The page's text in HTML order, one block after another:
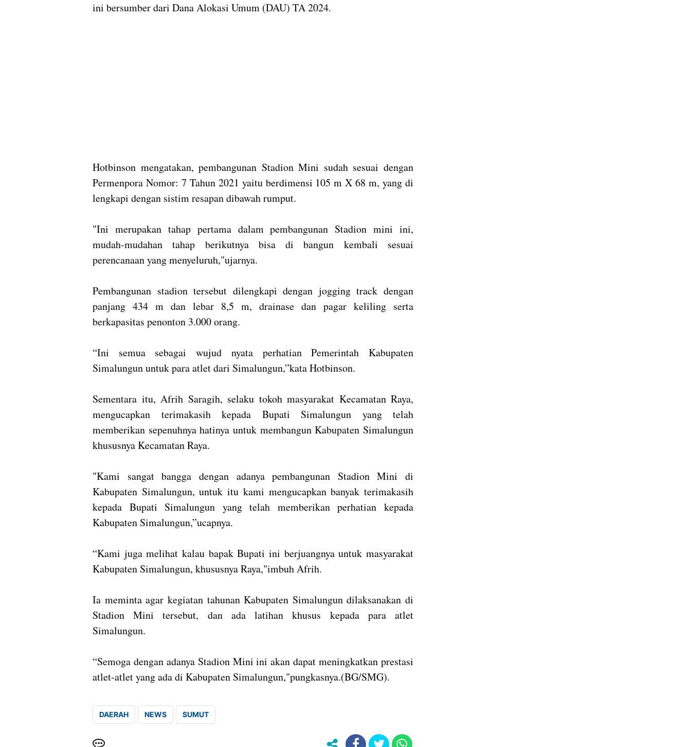
ini bersumber dari Dana Alokasi Umum (DAU) TA 2024.
Hotbinson mengatakan, pembangunan Stadion Mini sudah sesuai dengan
Permenpora Nomor: 7 Tahun 2021 yaitu berdimensi 105 m X 68 m, yang di
lengkapi dengan sistim resapan dibawah rumput.
"Ini merupakan tahap pertama dalam pembangunan Stadion mini ini,
mudah-mudahan tahap berikutnya bisa di bangun kembali sesuai
perencanaan yang menyeluruh,"ujarnya.
Pembangunan stadion tersebut dilengkapi dengan jogging track dengan
panjang 434 m dan lebar 8,5 m, drainase dan pagar keliling serta
berkapasitas penonton 3.000 orang.
“Ini semua sebagai wujud nyata perhatian Pemerintah Kabupaten
Simalungun untuk para atlet dari Simalungun,”kata Hotbinson.
Sementara itu, Afrih Saragih, selaku tokoh masyarakat Kecamatan Raya,
mengucapkan terimakasih kepada Bupati Simalungun yang telah
memberikan sepenuhnya hatinya untuk membangun Kabupaten Simalungun
khususnya Kecamatan Raya.
"Kami sangat bangga dengan adanya pembangunan Stadion Mini di
Kabupaten Simalungun, untuk itu kami mengucapkan banyak terimakasih
kepada Bupati Simalungun yang telah memberikan perhatian kepada
Kabupaten Simalungun,”ucapnya.
“Kami juga melihat kalau bapak Bupati ini berjuangnya untuk masyarakat
Kabupaten Simalungun, khususnya Raya,"imbuh Afrih.
Ia meminta agar kegiatan tahunan Kabupaten Simalungun dilaksanakan di
Stadion Mini tersebut, dan ada latihan khusus kepada para atlet
Simalungun.
“Semoga dengan adanya Stadion Mini ini akan dapat meningkatkan prestasi
atlet-atlet yang ada di Kabupaten Simalungun,"pungkasnya.(BG/SMG).
DAERAH NEWS SUMUT